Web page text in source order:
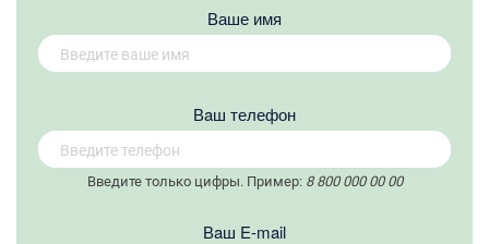
Ваше имя
Вaш телефон
Введите только цифры. Пример: 8 800 000 00 00
Вaш E-mail